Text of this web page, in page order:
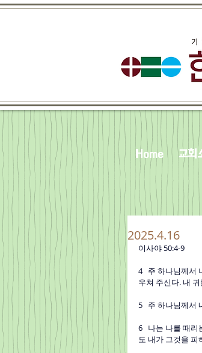
Home 교회
2025.4.16
이사야 50:4-9
4   주 하나님께
우쳐 주신다. 내
5   주 하나님께
6   나는 나를 때
도 내가 그것을